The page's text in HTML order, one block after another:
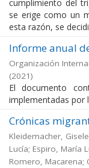
cumplimiento del
se erige como un
esta razón, se
Informe anual
Organización
(2021)
El documento
implementadas por
Crónicas
Kleidemacher,
Lucía; Espiro, María
Romero, Macarena;